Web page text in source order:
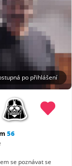
po přihlášení
56
se poznávat se